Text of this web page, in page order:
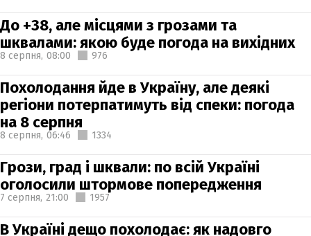
До +38, але місцями з грозами та
шквалами: якою буде погода на вихідних
8 серпня, 08:00 976
Похолодання йде в Україну, але деякі
регіони потерпатимуть від спеки: погода
на 8 серпня
8 серпня, 06:46 1334
Грози, град і шквали: по всій Україні
оголосили штормове попередження
7 серпня, 21:00 1957
В Україні дещо похолодає: як надовго